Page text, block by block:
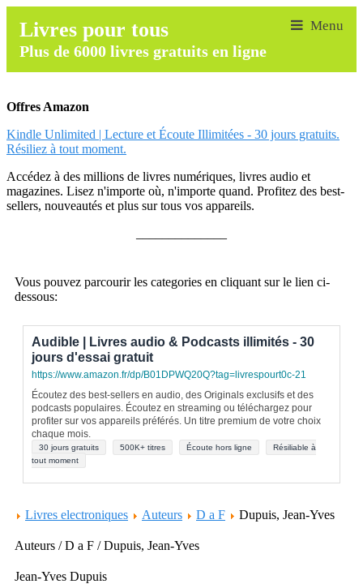
Livres pour tous
Plus de 6000 livres gratuits en ligne
Offres Amazon
Kindle Unlimited | Lecture et Écoute Illimitées - 30 jours gratuits.
Résiliez à tout moment.
Accédez à des millions de livres numériques, livres audio et
magazines. Lisez n'importe où, n'importe quand. Profitez des best-
sellers, nouveautés et plus sur tous vos appareils.
Vous pouvez parcourir les categories en cliquant sur le lien ci-
dessous:
Audible | Livres audio & Podcasts illimités - 30
jours d'essai gratuit
https://www.amazon.fr/dp/B01DPWQ20Q?tag=livrespourt0c-21
Écoutez des best-sellers en audio, des Originals exclusifs et des
podcasts populaires. Écoutez en streaming ou téléchargez pour
profiter sur vos appareils préférés. Un titre premium de votre choix
chaque mois.
30 jours gratuits 500K+ titres Écoute hors ligne
Résiliable à
tout moment
Livres electroniques Auteurs D a F Dupuis, Jean-Yves
Auteurs / D a F / Dupuis, Jean-Yves
Jean-Yves Dupuis